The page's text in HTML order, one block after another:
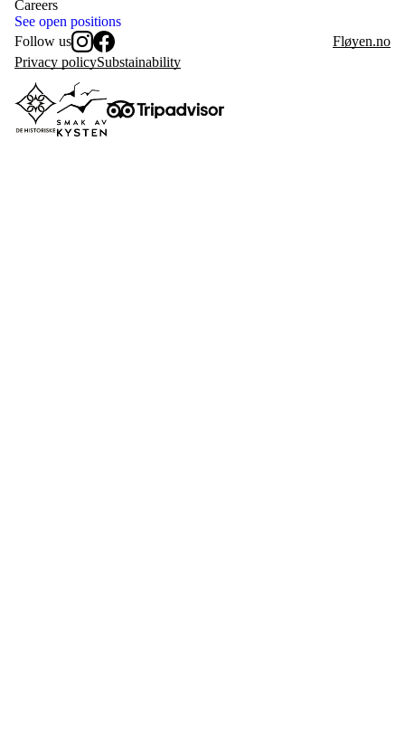
Careers
See open positions
Follow us
Instagram
Facebook
Fløyen.no
Privacy policySubstainability
De HistoriskeTaste of the Coast
Tripadvisor